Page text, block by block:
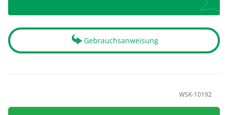
Gebrauchsanweisung
WSK-10192